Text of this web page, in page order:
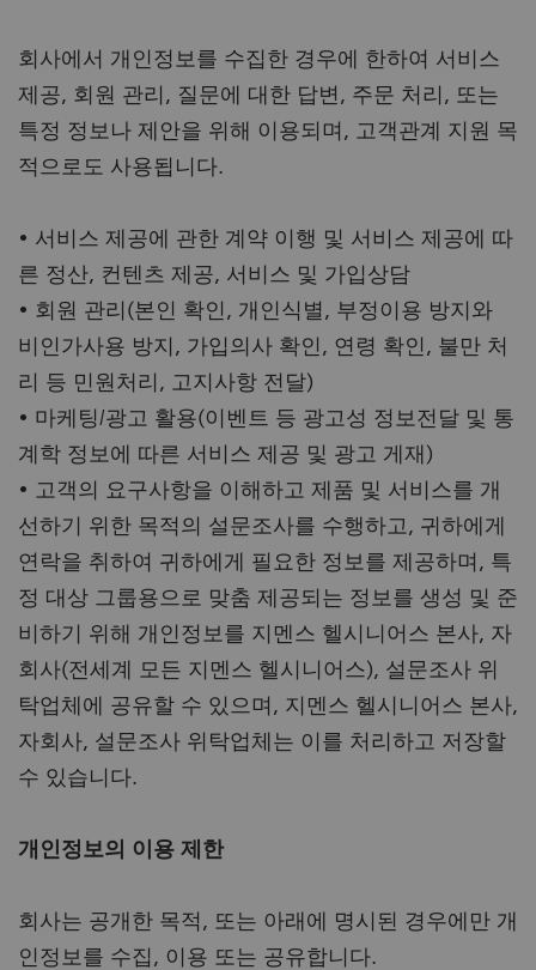
회사에서 개인정보를 수집한 경우에 한하여 서비스
제공, 회원 관리, 질문에 대한 답변, 주문 처리, 또는
특정 정보나 제안을 위해 이용되며, 고객관계 지원 목
적으로도 사용됩니다.
• 서비스 제공에 관한 계약 이행 및 서비스 제공에 따
른 정산, 컨텐츠 제공, 서비스 및 가입상담
• 회원 관리(본인 확인, 개인식별, 부정이용 방지와
비인가사용 방지, 가입의사 확인, 연령 확인, 불만 처
리 등 민원처리, 고지사항 전달)
• 마케팅/광고 활용(이벤트 등 광고성 정보전달 및 통
계학 정보에 따른 서비스 제공 및 광고 게재)
• 고객의 요구사항을 이해하고 제품 및 서비스를 개
선하기 위한 목적의 설문조사를 수행하고, 귀하에게
연락을 취하여 귀하에게 필요한 정보를 제공하며, 특
정 대상 그룹용으로 맞춤 제공되는 정보를 생성 및 준
비하기 위해 개인정보를 지멘스 헬시니어스 본사, 자
회사(전세계 모든 지멘스 헬시니어스), 설문조사 위
탁업체에 공유할 수 있으며, 지멘스 헬시니어스 본사,
자회사, 설문조사 위탁업체는 이를 처리하고 저장할
수 있습니다.
개인정보의 이용 제한
회사는 공개한 목적, 또는 아래에 명시된 경우에만 개
인정보를 수집, 이용 또는 공유합니다.